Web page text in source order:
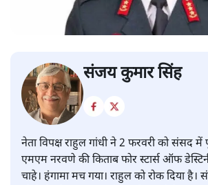
संजय कुमार सिंह
नेता विपक्ष राहुल गांधी ने 2 फरवरी को संसद में
एमएम नरवणे की किताब फोर स्टार्स ऑफ
चाहे। हंगामा मच गया। राहुल को रोक दिया